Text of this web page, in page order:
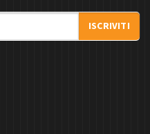
ISCRIVITI